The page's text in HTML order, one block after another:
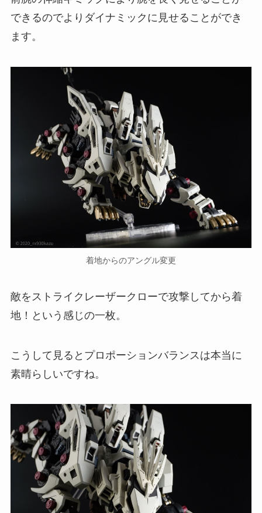
できるのでよりダイナミックに見せることができ
ます。
着地からのアングル変更
敵をストライクレーザークローで攻撃してから着
地！という感じの一枚。
こうして見るとプロポーションバランスは本当に
素晴らしいですね。